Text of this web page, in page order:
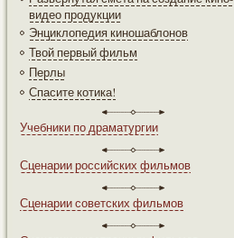
видео продукции
Энциклопедия киношаблонов
Твой первый фильм
Перлы
Спасите котика!
Учебники по драматургии
Сценарии российских фильмов
Сценарии советских фильмов